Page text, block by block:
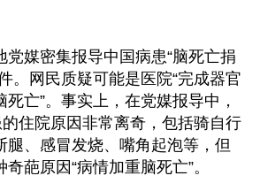
党媒密集报导中国病患“脑死亡捐
。网民质疑可能是医院“完成器官
亡”。事实上，在党媒报导中，
的住院原因非常离奇，包括骑自行
腿、感冒发烧、嘴角起泡等，但
葩原因“病情加重脑死亡”。